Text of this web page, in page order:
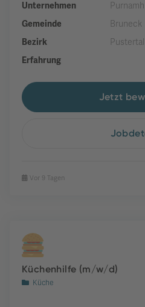
Unternehmen
Gemeinde
Bruneck
Bezirk
Pustertal
Erfahrung
Jetzt
Vor 9 Tagen
Küchenhilfe (m/w/d)
Küche